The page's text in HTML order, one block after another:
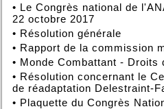
• Le Congrès national de
22 octobre 2017
• Résolution générale
• Rapport de la commission
• Monde Combattant - Droits
• Résolution concernant le
de réadaptation Delestraint-
• Plaquette du Congrès